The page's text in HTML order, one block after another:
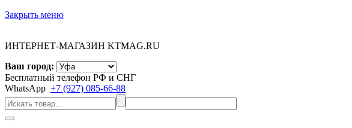
Закрыть меню
ИНТЕРНЕТ-МАГАЗИН KTMAG.RU
Ваш город:
Бесплатный телефон РФ и СНГ
WhatsApp +7 (927) 085-66-88